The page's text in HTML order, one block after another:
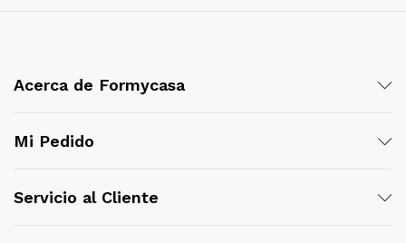
Acerca de Formycasa
Mi Pedido
Servicio al Cliente